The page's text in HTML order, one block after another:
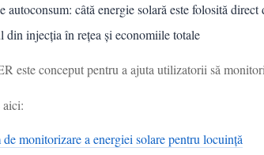
autoconsum: câtă energie solară este folosită direct
din injecția în rețea și economiile totale
este conceput pentru a ajuta utilizatorii să
aici:
de monitorizare a energiei solare pentru locuință